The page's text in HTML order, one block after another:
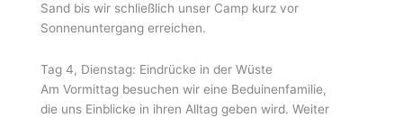
Sand bis wir schließlich unser Camp kurz vor
Sonnenuntergang erreichen.
Tag 4, Dienstag: Eindrücke in der Wüste
Am Vormittag besuchen wir eine Beduinenfamilie,
die uns Einblicke in ihren Alltag geben wird. Weiter